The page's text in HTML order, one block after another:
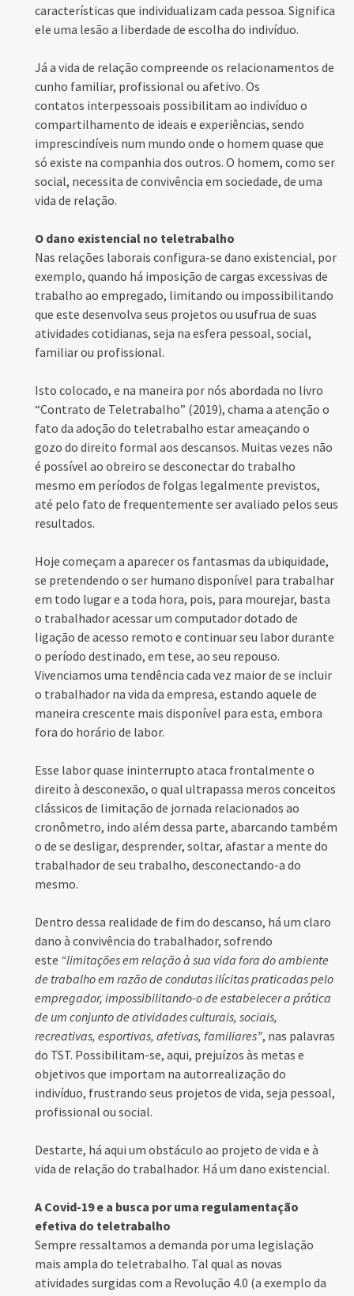
características que individualizam cada pessoa. Significa
ele uma lesão a liberdade de escolha do indivíduo.
Já a vida de relação compreende os relacionamentos de
cunho familiar, profissional ou afetivo. Os
contatos interpessoais possibilitam ao indivíduo o
compartilhamento de ideais e experiências, sendo
imprescindíveis num mundo onde o homem quase que
só existe na companhia dos outros. O homem, como ser
social, necessita de convivência em sociedade, de uma
vida de relação.
O dano existencial no teletrabalho
Nas relações laborais configura-se dano existencial, por
exemplo, quando há imposição de cargas excessivas de
trabalho ao empregado, limitando ou impossibilitando
que este desenvolva seus projetos ou usufrua de suas
atividades cotidianas, seja na esfera pessoal, social,
familiar ou profissional.
Isto colocado, e na maneira por nós abordada no livro
“Contrato de Teletrabalho” (2019), chama a atenção o
fato da adoção do teletrabalho estar ameaçando o
gozo do direito formal aos descansos. Muitas vezes não
é possível ao obreiro se desconectar do trabalho
mesmo em períodos de folgas legalmente previstos,
até pelo fato de frequentemente ser avaliado pelos seus
resultados.
Hoje começam a aparecer os fantasmas da ubiquidade,
se pretendendo o ser humano disponível para trabalhar
em todo lugar e a toda hora, pois, para mourejar, basta
o trabalhador acessar um computador dotado de
ligação de acesso remoto e continuar seu labor durante
o período destinado, em tese, ao seu repouso.
Vivenciamos uma tendência cada vez maior de se incluir
o trabalhador na vida da empresa, estando aquele de
maneira crescente mais disponível para esta, embora
fora do horário de labor.
Esse labor quase ininterrupto ataca frontalmente o
direito à desconexão, o qual ultrapassa meros conceitos
clássicos de limitação de jornada relacionados ao
cronômetro, indo além dessa parte, abarcando também
o de se desligar, desprender, soltar, afastar a mente do
trabalhador de seu trabalho, desconectando-a do
mesmo.
Dentro dessa realidade de fim do descanso, há um claro
dano à convivência do trabalhador, sofrendo
este “limitações em relação à sua vida fora do ambiente
de trabalho em razão de condutas ilícitas praticadas pelo
empregador, impossibilitando-o de estabelecer a prática
de um conjunto de atividades culturais, sociais,
recreativas, esportivas, afetivas, familiares”, nas palavras
do TST. Possibilitam-se, aqui, prejuízos às metas e
objetivos que importam na autorrealização do
indivíduo, frustrando seus projetos de vida, seja pessoal,
profissional ou social.
Destarte, há aqui um obstáculo ao projeto de vida e à
vida de relação do trabalhador. Há um dano existencial.
A Covid-19 e a busca por uma regulamentação
efetiva do teletrabalho
Sempre ressaltamos a demanda por uma legislação
mais ampla do teletrabalho. Tal qual as novas
atividades surgidas com a Revolução 4.0 (a exemplo da